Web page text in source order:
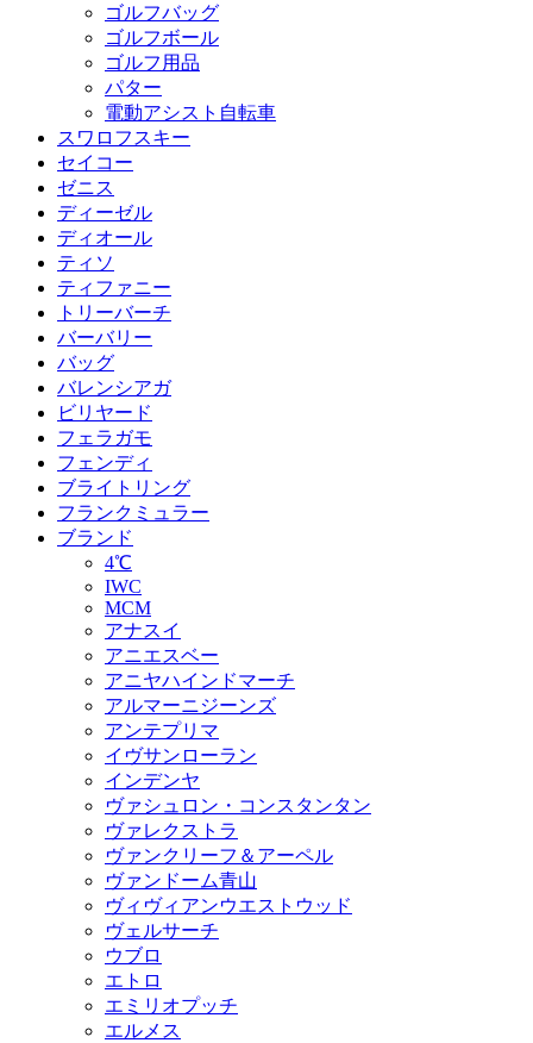
ゴルフバッグ
ゴルフボール
ゴルフ用品
パター
電動アシスト自転車
スワロフスキー
セイコー
ゼニス
ディーゼル
ディオール
ティソ
ティファニー
トリーバーチ
バーバリー
バッグ
バレンシアガ
ビリヤード
フェラガモ
フェンディ
ブライトリング
フランクミュラー
ブランド
4℃
IWC
MCM
アナスイ
アニエスベー
アニヤハインドマーチ
アルマーニジーンズ
アンテプリマ
イヴサンローラン
インデンヤ
ヴァシュロン・コンスタンタン
ヴァレクストラ
ヴァンクリーフ＆アーペル
ヴァンドーム青山
ヴィヴィアンウエストウッド
ヴェルサーチ
ウブロ
エトロ
エミリオプッチ
エルメス